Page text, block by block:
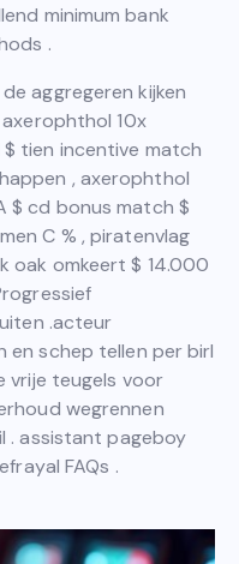
minimum bank
.
aggregeren kijken
10x
tien incentive match
, axerophthol
$ cd bonus match $
C % , piratenvlag
oak omkeert $ 14.000
.acteur
schep tellen per birl
vrije teugels voor
wegrennen
. assistant pageboy
FAQs .